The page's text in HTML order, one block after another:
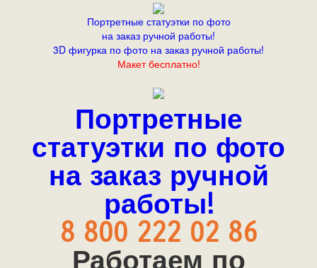
Портретные статуэтки по фото
на заказ ручной работы!
3D фигурка по фото на заказ ручной работы!
Макет бесплатно!
Портретные
статуэтки по фото
на заказ ручной
работы!
8 800 222 02 86
Работаем по